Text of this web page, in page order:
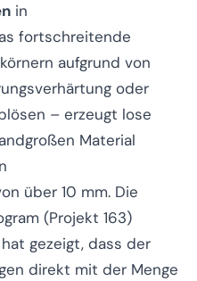
in
fortschreitende
aufgrund von
oder
– erzeugt lose
Material
über 10 mm. Die
(Projekt 163)
gezeigt, dass der
direkt mit der Menge